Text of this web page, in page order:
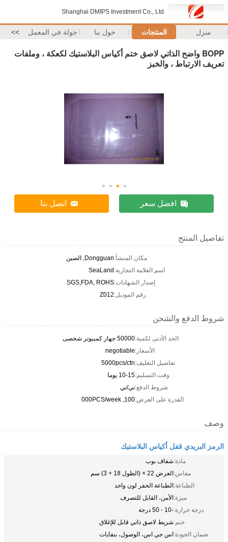
Shanghai DMIPS Investment Co., Ltd
منزل المنتجات حول بنا جولة في المعمل >>
BOPP واضح الذاتي لاصق ختم أكياس البلاستيك لكعكة ، وملفات
تعريف الارتباط ، والخبز
افضل سعر اتصل بنا
تفاصيل المنتج
مكان المنشأ:Dongguan, الصين
اسم العلامة التجارية:SeaLand
إصدار الشهادات:SGS,FDA, ROHS
رقم الموديل:Z012
شروط الدفع والشحن
الحد الأدنى لكمية:50000 جهاز كمبيوتر شخصى
الأسعار:negotiable
تفاصيل التغليف:5000pcs/ctn
وقت التسليم:10-15 يوما
شروط الدفع:تي/تي
القدرة على العرض:100, 000PCS/week
وصف
الرمز البريدي قفل أكياس البلاستيك
مادة:شفاف بوب
مقاس:العرض 22 × (الطول 18 + 3) سم
الطباعة:الطباعة الحفر لون واحد
ميزة:الأمن، القابل للتصرف
درجة حرارة:-10 - 50 درجة
ختم:شريط لاصق ذاتي قابل للإغلاق
ضمان الجودة:اس جي اس، الوصول، بنفايات